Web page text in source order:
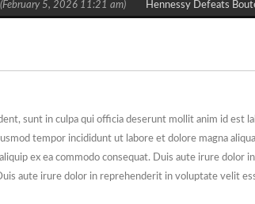
5, 2026 11:21 am) Hennessy Defeats
sunt in culpa qui officia deserunt mollit anim id est
tempor incididunt ut labore et dolore magna
ex ea commodo consequat. Duis aute irure dolor
aute irure dolor in reprehenderit in voluptate velit